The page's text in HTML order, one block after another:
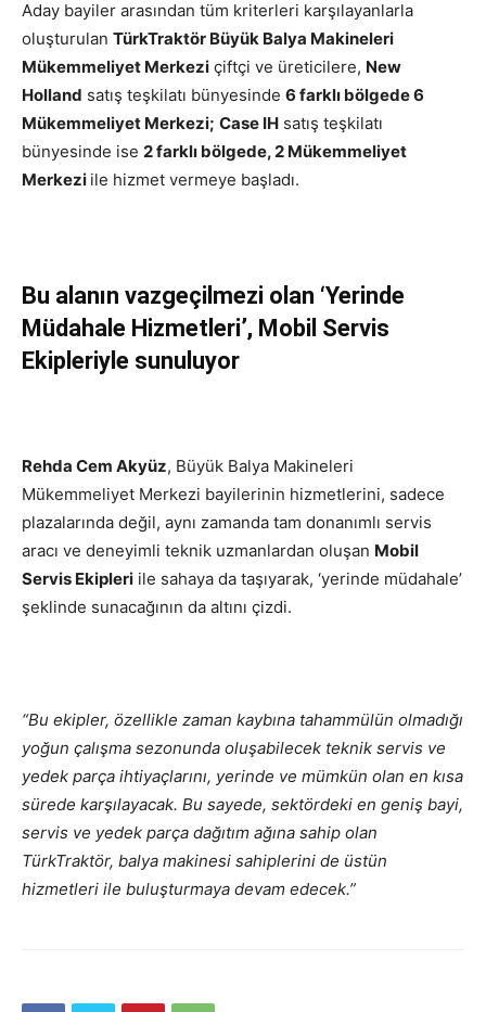
Aday bayiler arasından tüm kriterleri karşılayanlarla
oluşturulan TürkTraktör Büyük Balya Makineleri
Mükemmeliyet Merkezi çiftçi ve üreticilere, New
Holland satış teşkilatı bünyesinde 6 farklı bölgede 6
Mükemmeliyet Merkezi; Case IH satış teşkilatı
bünyesinde ise 2 farklı bölgede, 2 Mükemmeliyet
Merkezi ile hizmet vermeye başladı.
Bu alanın vazgeçilmezi olan ‘Yerinde
Müdahale Hizmetleri’, Mobil Servis
Ekipleriyle sunuluyor
Rehda Cem Akyüz, Büyük Balya Makineleri
Mükemmeliyet Merkezi bayilerinin hizmetlerini, sadece
plazalarında değil, aynı zamanda tam donanımlı servis
aracı ve deneyimli teknik uzmanlardan oluşan Mobil
Servis Ekipleri ile sahaya da taşıyarak, ‘yerinde müdahale’
şeklinde sunacağının da altını çizdi.
“Bu ekipler, özellikle zaman kaybına tahammülün olmadığı
yoğun çalışma sezonunda oluşabilecek teknik servis ve
yedek parça ihtiyaçlarını, yerinde ve mümkün olan en kısa
sürede karşılayacak. Bu sayede, sektördeki en geniş bayi,
servis ve yedek parça dağıtım ağına sahip olan
TürkTraktör, balya makinesi sahiplerini de üstün
hizmetleri ile buluşturmaya devam edecek.”